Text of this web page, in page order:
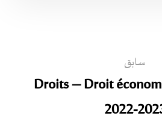
سابق
Droits – Droit
2022-